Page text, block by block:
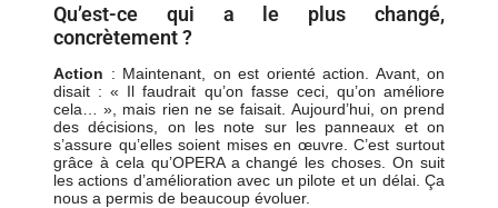
Qu’est-ce qui a le plus changé,
concrètement ?
Action : Maintenant, on est orienté action. Avant, on
disait : « Il faudrait qu’on fasse ceci, qu’on améliore
cela… », mais rien ne se faisait. Aujourd’hui, on prend
des décisions, on les note sur les panneaux et on
s’assure qu’elles soient mises en œuvre. C’est surtout
grâce à cela qu’OPERA a changé les choses. On suit
les actions d’amélioration avec un pilote et un délai. Ça
nous a permis de beaucoup évoluer.